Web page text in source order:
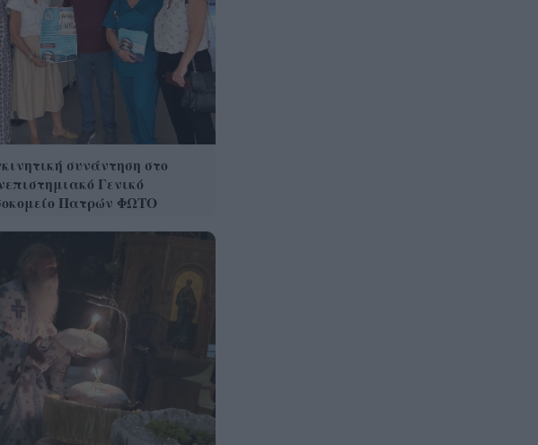
συνάντηση στο
Γενικό
Πατρών ΦΩΤΟ